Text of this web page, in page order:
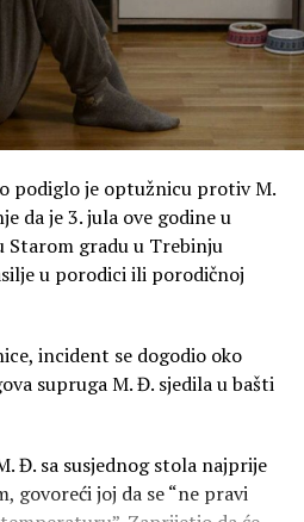
podiglo je optužnicu protiv M.
da je 3. jula ove godine u
gradu u Trebinju
u porodici ili porodičnoj
incident se dogodio oko
supruga M. Đ. sjedila u bašti
Đ. sa susjednog stola najprije
govoreći joj da se “ne pravi